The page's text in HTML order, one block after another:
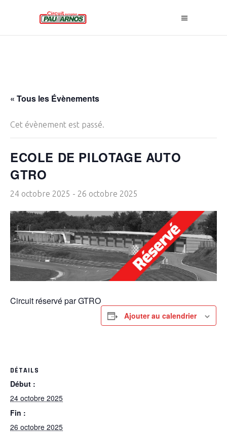
« Tous les Évènements
Cet évènement est passé.
ECOLE DE PILOTAGE AUTO
GTRO
24 octobre 2025 - 26 octobre 2025
Circuit réservé par GTRO
Ajouter au calendrier
DÉTAILS
Début :
24 octobre 2025
Fin :
26 octobre 2025